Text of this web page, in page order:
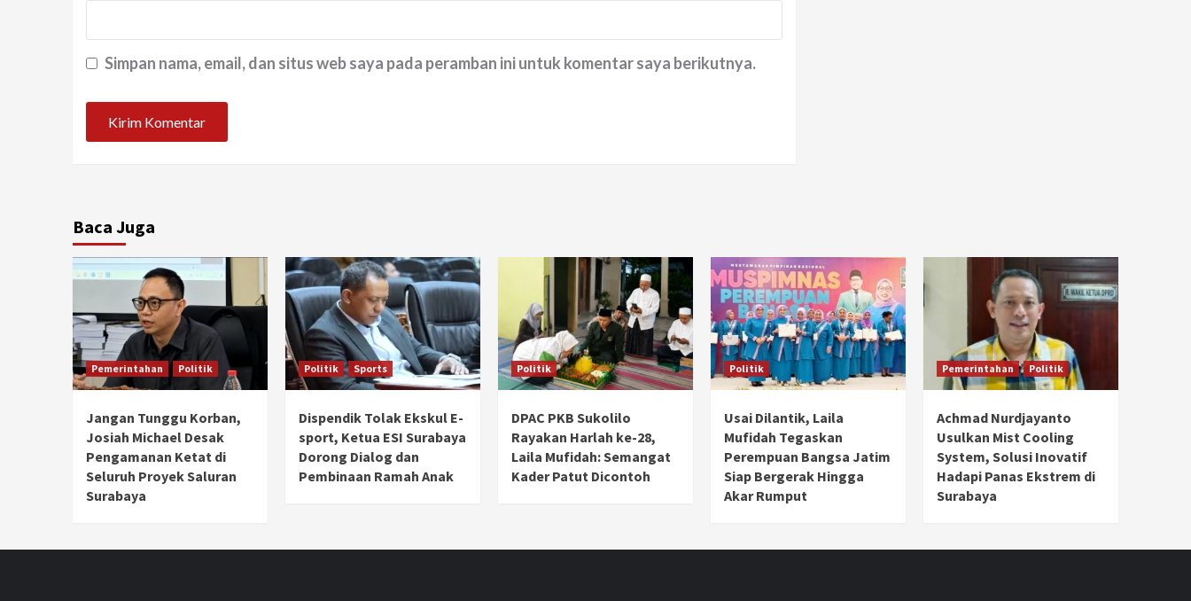
Simpan nama, email, dan situs web saya pada peramban ini untuk komentar saya berikutnya.
Baca Juga
Pemerintahan Politik
Jangan Tunggu Korban,
Josiah Michael Desak
Pengamanan Ketat di
Seluruh Proyek Saluran
Surabaya
Politik Sports
Dispendik Tolak Ekskul E-
sport, Ketua ESI Surabaya
Dorong Dialog dan
Pembinaan Ramah Anak
Politik
DPAC PKB Sukolilo
Rayakan Harlah ke-28,
Laila Mufidah: Semangat
Kader Patut Dicontoh
Politik
Usai Dilantik, Laila
Mufidah Tegaskan
Perempuan Bangsa Jatim
Siap Bergerak Hingga
Akar Rumput
Pemerintahan Politik
Achmad Nurdjayanto
Usulkan Mist Cooling
System, Solusi Inovatif
Hadapi Panas Ekstrem di
Surabaya